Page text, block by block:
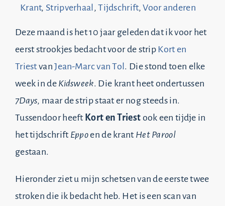
Krant, Stripverhaal ,Tijdschrift,Voor anderen
Deze maand is het 10 jaar geleden dat ik voor het
eerst strookjes bedacht voor de strip Kort en
Triest vanJean-Marc van Tol . Die stond toen elke
week in de Kidsweek. Die krant heet ondertussen
7Days, maar de strip staat er nog steeds in.
Tussendoor heeft Kort en Triest ook een tijdje in
het tijdschrift Eppoen de krant Het Parool
gestaan.
Hieronder ziet u mijn schetsen van de eerste twee
stroken die ik bedacht heb. Het is een scan van